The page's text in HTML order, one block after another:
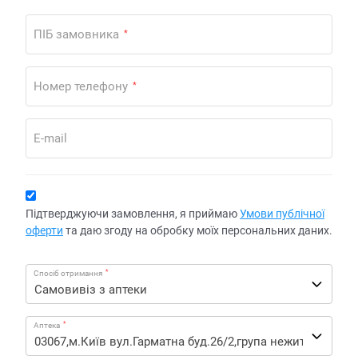
ПІБ замовника *
Номер телефону *
E-mail
Підтверджуючи замовлення, я приймаюУмови публічної
оферти та даю згоду на обробку моїх персональних даних.
Спосіб отримання *
Аптека *